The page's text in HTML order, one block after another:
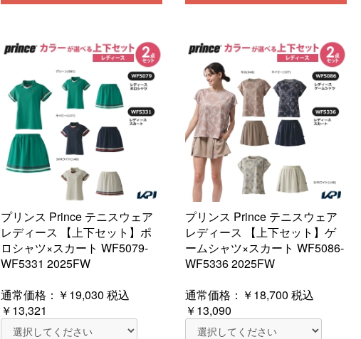
プリンス Prince テニスウェア
レディース 【上下セット】ポ
ロシャツ×スカート WF5079-
WF5331 2025FW
通常価格： ￥19,030 税込
￥13,321
プリンス Prince テニスウェア
レディース 【上下セット】ゲ
ームシャツ×スカート WF5086-
WF5336 2025FW
通常価格： ￥18,700 税込
￥13,090